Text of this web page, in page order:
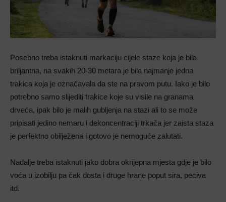
Posebno treba istaknuti markaciju cijele staze koja je bila
briljantna, na svakih 20-30 metara je bila najmanje jedna
trakica koja je označavala da ste na pravom putu. Iako je bilo
potrebno samo slijediti trakice koje su visile na granama
drveća, ipak bilo je malih gubljenja na stazi ali to se može
pripisati jedino nemaru i dekoncentraciji trkača jer zaista staza
je perfektno obilježena i gotovo je nemoguće zalutati.
Nadalje treba istaknuti jako dobra okrijepna mjesta gdje je bilo
voća u izobilju pa čak dosta i druge hrane poput sira, peciva
itd.